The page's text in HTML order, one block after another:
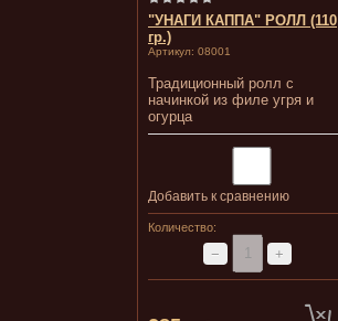
"УНАГИ КАППА" РОЛЛ (110
гр.)
Артикул: 08001
Традиционный ролл с
начинкой из филе угря и
огурца
Добавить к сравнению
Количество:
− +